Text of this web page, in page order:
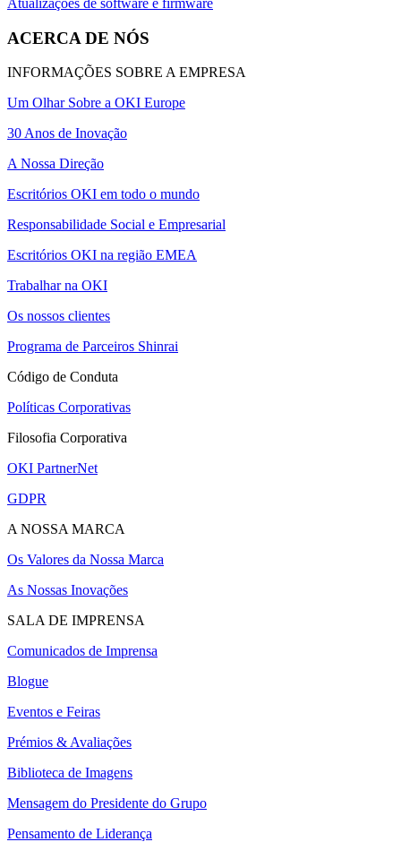
ACERCA DE NÓS
INFORMAÇÕES SOBRE A EMPRESA
Um Olhar Sobre a OKI Europe
30 Anos de Inovação
A Nossa Direção
Escritórios OKI em todo o mundo
Responsabilidade Social e Empresarial
Escritórios OKI na região EMEA
Trabalhar na OKI
Os nossos clientes
Programa de Parceiros Shinrai
Código de Conduta
Políticas Corporativas
Filosofia Corporativa
OKI PartnerNet
GDPR
A NOSSA MARCA
Os Valores da Nossa Marca
As Nossas Inovações
SALA DE IMPRENSA
Comunicados de Imprensa
Blogue
Eventos e Feiras
Prémios & Avaliações
Biblioteca de Imagens
Mensagem do Presidente do Grupo
Pensamento de Liderança